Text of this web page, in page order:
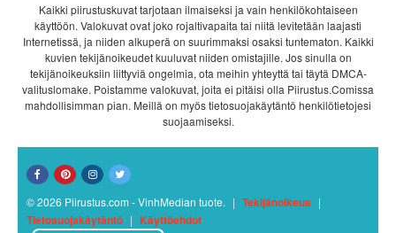
Kaikki piirustuskuvat tarjotaan ilmaiseksi ja vain henkilökohtaiseen
käyttöön. Valokuvat ovat joko rojaltivapaita tai niitä levitetään laajasti
Internetissä, ja niiden alkuperä on suurimmaksi osaksi tuntematon. Kaikki
kuvien tekijänoikeudet kuuluvat niiden omistajille. Jos sinulla on
tekijänoikeuksiin liittyviä ongelmia, ota meihin yhteyttä tai täytä DMCA-
valituslomake. Poistamme valokuvat, joita ei pitäisi olla Piirustus.Comissa
mahdollisimman pian. Meillä on myös tietosuojakäytäntö henkilötietojesi
suojaamiseksi.
© 2026 Piirustus.com - VinhMedian tuote. | Tekijänoikeus |
Tietosuojakäytäntö | Käyttöehdot